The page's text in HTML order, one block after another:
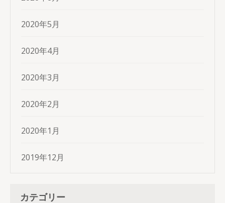
2020年5月
2020年4月
2020年3月
2020年2月
2020年1月
2019年12月
カテゴリー